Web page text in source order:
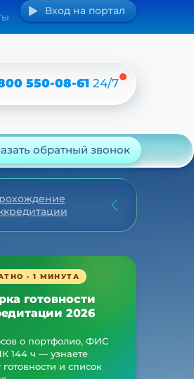
Вход на портал
550-08-6124/7
обратный звонок
· 1 МИНУТА
готовности
2026
о портфолио, ФИС
144 ч — узнаете
и список